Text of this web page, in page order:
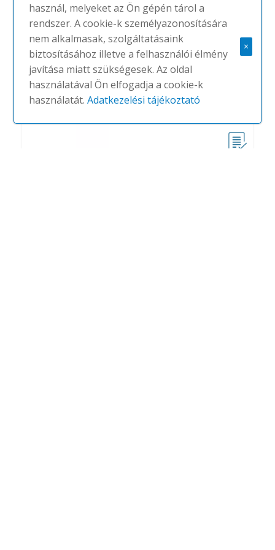
használ, melyeket az Ön gépén tárol a
rendszer. A cookie-k személyazonosítására
nem alkalmasak, szolgáltatásaink
biztosításához illetve a felhasználói élmény
javítása miatt szükségesek. Az oldal
használatával Ön elfogadja a cookie-k
használatát.Adatkezelési tájékoztató
×